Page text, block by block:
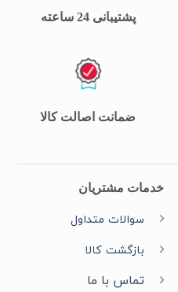
پشتیبانی 24 ساعته
ضمانت اصالت کالا
خدمات مشتریان
سوالات متداول
بازگشت کالا
تماس با ما